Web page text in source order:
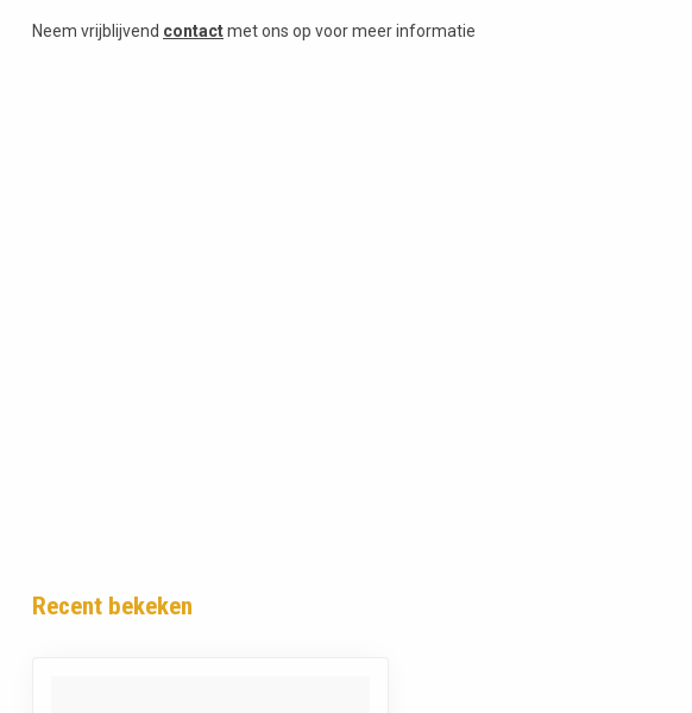
Neem vrijblijvend contactmet ons op voor meer informatie
Recent bekeken